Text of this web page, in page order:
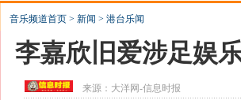
音乐频道首页 > 新闻 > 港台乐闻
李嘉欣旧爱涉足娱
来源： 大洋网-信息时报